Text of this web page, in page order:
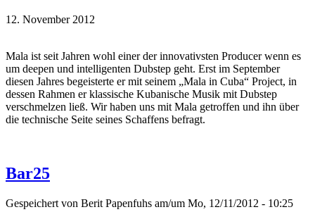
12. November 2012
Mala ist seit Jahren wohl einer der innovativsten Producer wenn es
um deepen und intelligenten Dubstep geht. Erst im September
diesen Jahres begeisterte er mit seinem „Mala in Cuba“ Project, in
dessen Rahmen er klassische Kubanische Musik mit Dubstep
verschmelzen ließ. Wir haben uns mit Mala getroffen und ihn über
die technische Seite seines Schaffens befragt.
Bar25
Gespeichert von Berit Papenfuhs am/um Mo, 12/11/2012 - 10:25